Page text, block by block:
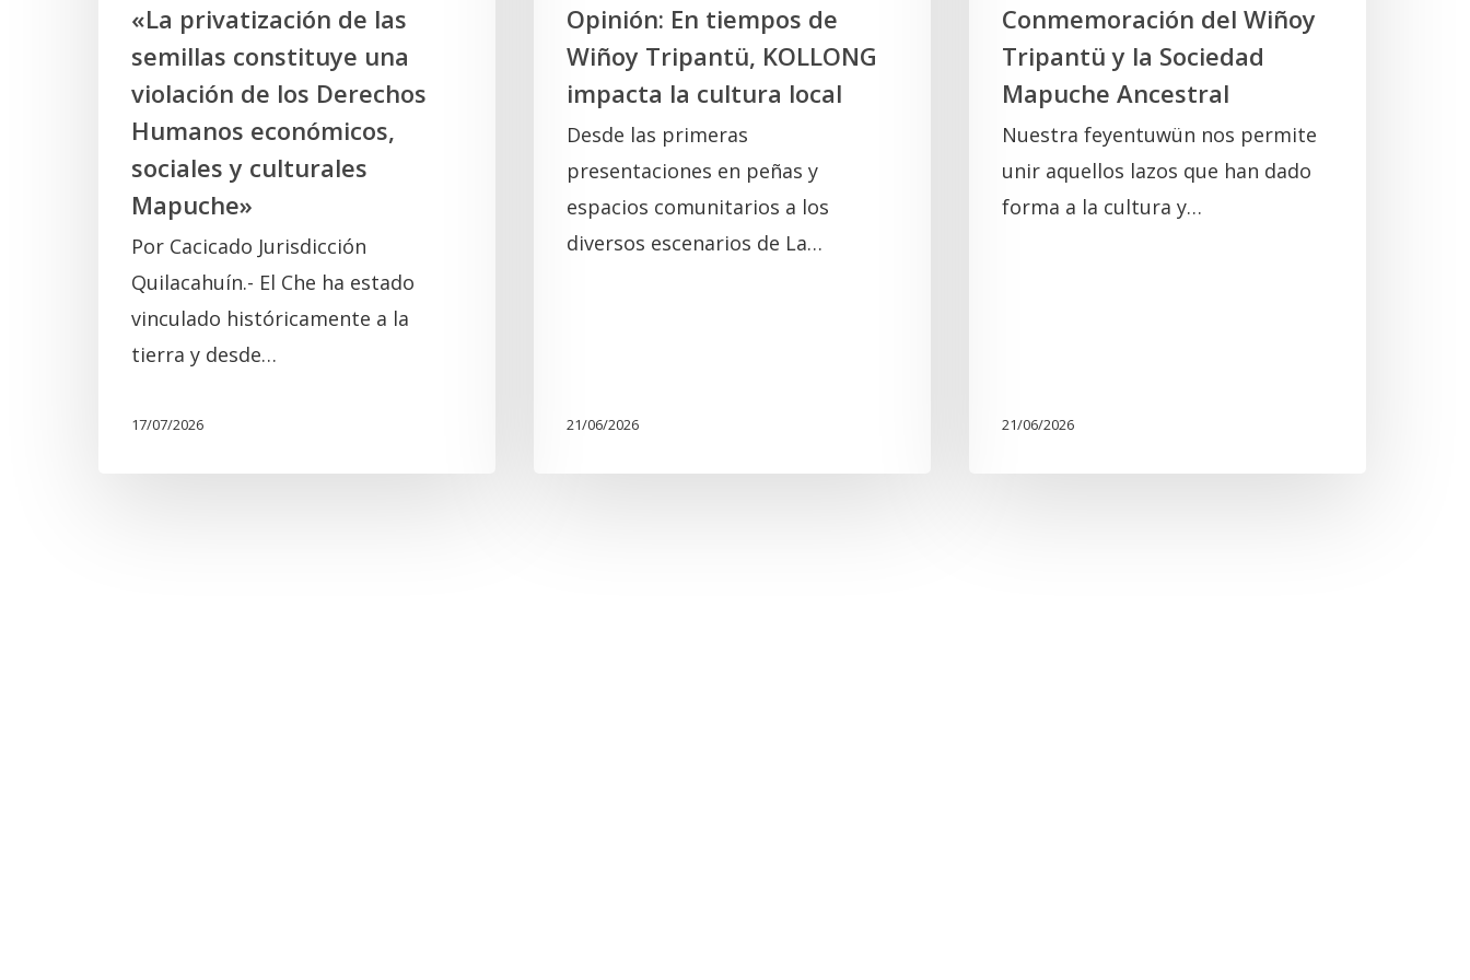
Derechos
Humanos
económicos,
sociales
culturales
Mapuche»
«La privatización de las
semillas constituye una
violación de los Derechos
Humanos económicos,
sociales y culturales
Mapuche»
Por Cacicado Jurisdicción
Quilacahuín.- El Che ha estado
vinculado históricamente a la
tierra y desde…
17/07/2026
local
Opinión: En tiempos de
Wiñoy Tripantü, KOLLONG
impacta la cultura local
Desde las primeras
presentaciones en peñas y
espacios comunitarios a los
diversos escenarios de La…
21/06/2026
Conmemoración del Wiñoy
Tripantü y la Sociedad
Mapuche Ancestral
Nuestra feyentuwün nos permite
unir aquellos lazos que han dado
forma a la cultura y…
21/06/2026